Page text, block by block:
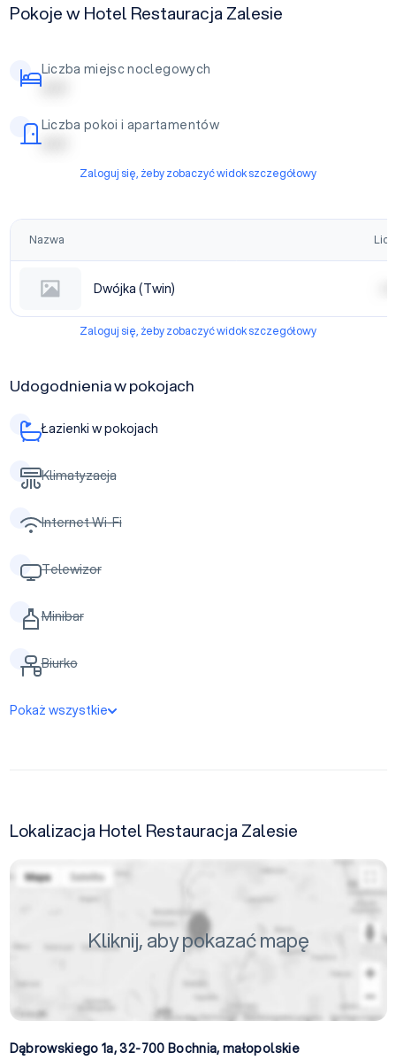
Pokoje w Hotel Restauracja Zalesie
Liczba miejsc noclegowych
| | | | |
Liczba pokoi i apartamentów
| | | | |
Zaloguj się, żeby zobaczyć widok szczegółowy
Nazwa
Dwójka (Twin)
Zaloguj się, żeby zobaczyć widok szczegółowy
Udogodnienia w pokojach
Łazienki w pokojach
Klimatyzacja
Internet Wi-Fi
Telewizor
Minibar
Biurko
Pokaż wszystkie
Lokalizacja Hotel Restauracja Zalesie
Kliknij, aby pokazać mapę
Dąbrowskiego 1a, 32-700 Bochnia,małopolskie